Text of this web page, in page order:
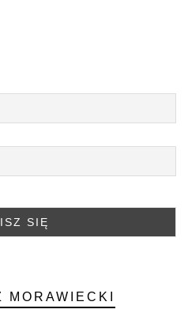
MORAWIECKI